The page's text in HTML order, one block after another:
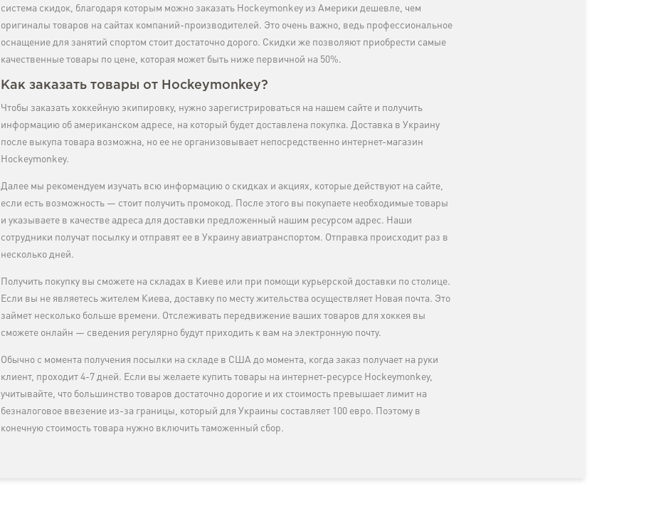
система скидок, благодаря которым можно заказать Hockeymonkey из Америки дешевле, чем
оригиналы товаров на сайтах компаний-производителей. Это очень важно, ведь профессиональное
оснащение для занятий спортом стоит достаточно дорого. Скидки же позволяют приобрести самые
качественные товары по цене, которая может быть ниже первичной на 50%.
Как заказать товары от Hockeymonkey?
Чтобы заказать хоккейную экипировку, нужно зарегистрироваться на нашем сайте и получить
информацию об американском адресе, на который будет доставлена покупка. Доставка в Украину
после выкупа товара возможна, но ее не организовывает непосредственно интернет-магазин
Hockeymonkey.
Далее мы рекомендуем изучать всю информацию о скидках и акциях, которые действуют на сайте,
если есть возможность — стоит получить промокод. После этого вы покупаете необходимые товары
и указываете в качестве адреса для доставки предложенный нашим ресурсом адрес. Наши
сотрудники получат посылку и отправят ее в Украину авиатранспортом. Отправка происходит раз в
несколько дней.
Получить покупку вы сможете на складах в Киеве или при помощи курьерской доставки по столице.
Если вы не являетесь жителем Киева, доставку по месту жительства осуществляет Новая почта. Это
займет несколько больше времени. Отслеживать передвижение ваших товаров для хоккея вы
сможете онлайн — сведения регулярно будут приходить к вам на электронную почту.
Обычно с момента получения посылки на складе в США до момента, когда заказ получает на руки
клиент, проходит 4-7 дней. Если вы желаете купить товары на интернет-ресурсе Hockeymonkey,
учитывайте, что большинство товаров достаточно дорогие и их стоимость превышает лимит на
безналоговое ввезение из-за границы, который для Украины составляет 100 евро. Поэтому в
конечную стоимость товара нужно включить таможенный сбор.